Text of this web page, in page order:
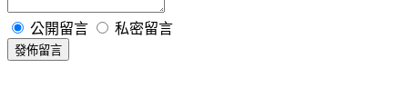
公開留言 私密留言
發佈留言